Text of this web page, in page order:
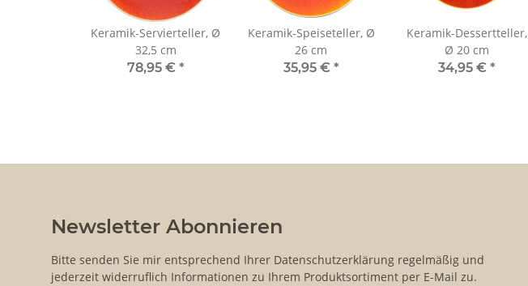
Keramik-Servierteller, Ø
32,5 cm
78,95 € *
Keramik-Speiseteller, Ø
26 cm
35,95 € *
Keramik-Dessertteller,
Ø 20 cm
34,95 € *
Newsletter Abonnieren
Bitte senden Sie mir entsprechend Ihrer Datenschutzerklärung regelmäßig und
jederzeit widerruflich Informationen zu Ihrem Produktsortiment per E-Mail zu.